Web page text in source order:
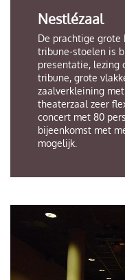
Nestlézaal
De prachtige
tribune-stoelen is
presentatie, lezing
tribune, grote
zaalverkleining
theaterzaal zeer
concert met 80
bijeenkomst met
mogelijk.